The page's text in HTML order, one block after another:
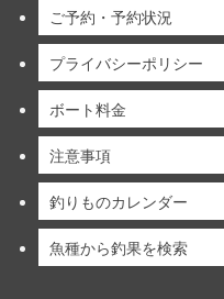
ご予約・予約状況
プライバシーポリシー
ボート料金
注意事項
釣りものカレンダー
魚種から釣果を検索